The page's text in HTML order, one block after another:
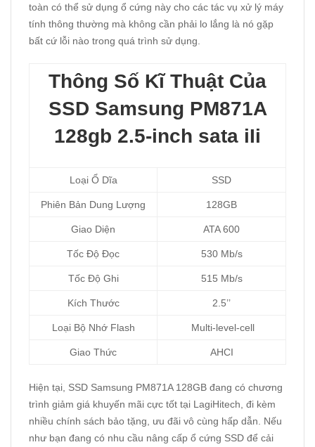
toàn có thể sử dụng ổ cứng này cho các tác vụ xử lý máy
tính thông thường mà không cần phải lo lắng là nó gặp
bất cứ lỗi nào trong quá trình sử dụng.
Thông Số Kĩ Thuật Của
SSD Samsung PM871A
128gb 2.5-inch sata iIi
Loại Ổ Dĩa SSD
Phiên Bản Dung Lượng 128GB
Giao Diện ATA 600
Tốc Độ Đọc 530 Mb/s
Tốc Độ Ghi 515 Mb/s
Kích Thước 2.5’’
Loại Bộ Nhớ Flash Multi-level-cell
Giao Thức AHCI
Hiện tại, SSD Samsung PM871A 128GB đang có chương
trình giảm giá khuyến mãi cực tốt tại LagiHitech, đi kèm
nhiều chính sách bảo tặng, ưu đãi vô cùng hấp dẫn. Nếu
như bạn đang có nhu cầu nâng cấp ổ cứng SSD để cải